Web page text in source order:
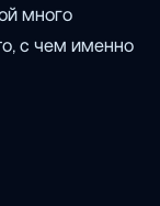
много
с чем именно